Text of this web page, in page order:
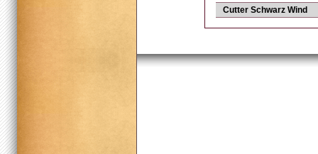
Cutter Schwarz Wind